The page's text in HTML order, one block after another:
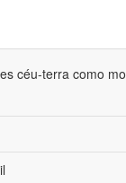
céu-terra como